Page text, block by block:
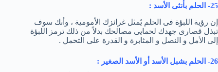
25- الحلم بأنثى الأسد :
إن رؤية اللبؤة فى الحلم يُمثل غرائزك الأمومية ، وأنك سوف
تبذل قصارى جهدك لحمايى مصالحك بدلاً من ذلك ترمز اللبؤة
إلى الأمل و النصل و المثابرة و القدرة على التحمل .
26- الحلم بشبل الأسد أو الأسد الصغير :